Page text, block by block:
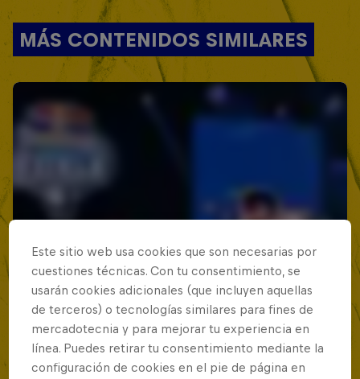
MÁS CONTENIDOS SIMILARES
Este sitio web usa cookies que son necesarias por
cuestiones técnicas. Con tu consentimiento, se
usarán cookies adicionales (que incluyen aquellas
de terceros) o tecnologías similares para fines de
mercadotecnia y para mejorar tu experiencia en
línea. Puedes retirar tu consentimiento mediante la
configuración de cookies en el pie de página en